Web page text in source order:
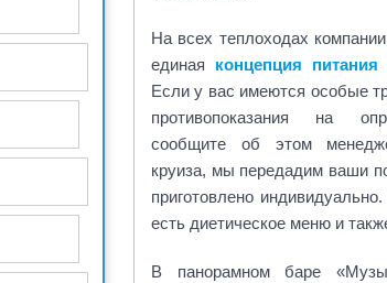
На всех теплоходах
единая концепция питания
Если у вас имеются особые
противопоказания на
сообщите об этом
круиза, мы передадим ваши
приготовлено
есть диетическое меню и
В панорамном баре